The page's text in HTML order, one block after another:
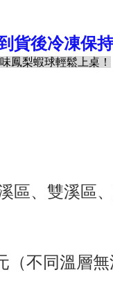
後冷凍保持
鳳梨蝦球輕鬆上桌！
、雙溪區
不同溫層無